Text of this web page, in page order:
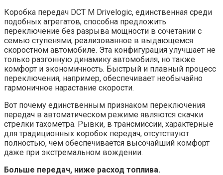
Коробка передач DCT М Drivelogic, единственная среди
подобных агрегатов, способна предложить
переключение без разрыва мощности в сочетании с
семью ступенями, реализованное в выдающемся
скоростном автомобиле. Эта конфигурация улучшает не
только разгонную динамику автомобиля, но также
комфорт и экономичность. Быстрый и плавный процесс
переключения, например, обеспечивает необычайно
гармоничное нарастание скорости.
Вот почему единственным признаком переключения
передач в автоматическом режиме являются скачки
стрелки тахометра. Рывки, в трансмиссии, характерные
для традиционных коробок передач, отсутствуют
полностью, чем обеспечивается высочайший комфорт
даже при экстремальном вождении.
Больше передач, ниже расход топлива.